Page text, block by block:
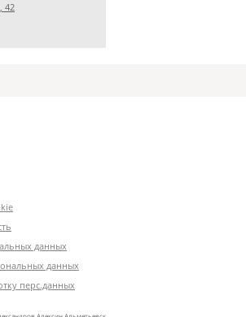
42
данных
данных
перс.данных